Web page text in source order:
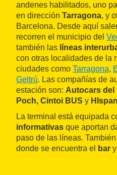
andenes habilitados, uno
en dirección Tarragona, y
Barcelona. Desde aquí
recorren el municipio del
también las líneas
con otras localidades de la
ciudades como Tarragona,
Geltrú. Las compañías de
estación son: Autocars del
Poch, Cintoi BUS y
La terminal está equipada
informativas que aportan
paso de las líneas.
donde se encuentra el
bar